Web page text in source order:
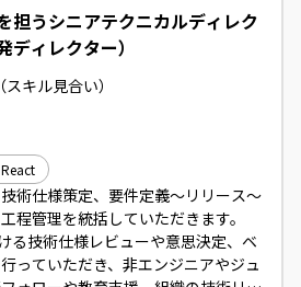
担うシニアテクニカルディレク
ディレクター）
（スキル見合い）
React
術仕様策定、要件定義～リリース～
程管理を統括していただきます。
る技術仕様レビューや意思決定、ベ
っていただき、非エンジニアやジュ